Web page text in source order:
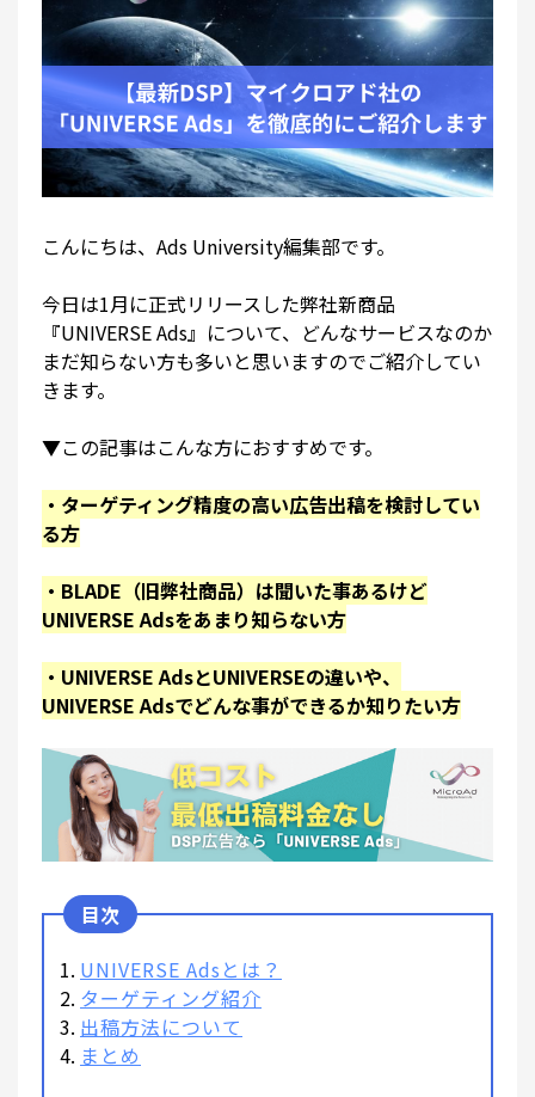
こんにちは、Ads University編集部です。
今日は1月に正式リリースした弊社新商品
『UNIVERSE Ads』について、どんなサービスなのか
まだ知らない方も多いと思いますのでご紹介してい
きます。
▼この記事はこんな方におすすめです。
・ターゲティング精度の高い広告出稿を検討してい
る方
・BLADE（旧弊社商品）は聞いた事あるけど
UNIVERSE Adsをあまり知らない方
・UNIVERSE AdsとUNIVERSEの違いや、
UNIVERSE Adsでどんな事ができるか知りたい方
UNIVERSE Adsとは？
ターゲティング紹介
出稿方法について
まとめ